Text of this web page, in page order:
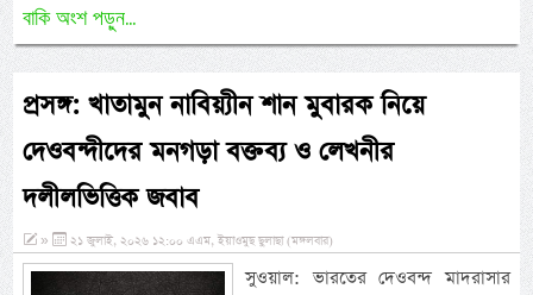
বাকি অংশ পড়ুন...
প্রসঙ্গ: খাতামুন নাবিয়্যীন শান মুবারক নিয়ে
দেওবন্দীদের মনগড়া বক্তব্য ও লেখনীর
দলীলভিত্তিক জবাব
» ২১ জুলাই, ২০২৬ ১২:০০ এএম, ইয়াওমুছ ছুলাছা (মঙ্গলবার)
সুওয়াল: ভারতের দেওবন্দ মাদরাসার